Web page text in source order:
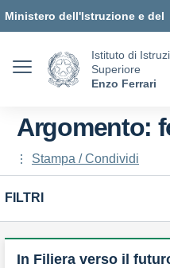
Ministero dell'Istruzione e del
Istituto di
Superiore
Enzo Ferrari
Argomento:
Stampa / Condividi
FILTRI
In Filiera verso il